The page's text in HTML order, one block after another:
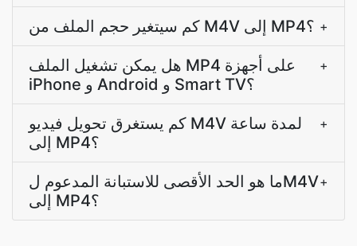
كم سيتغير حجم الملف من M4V إلى MP4؟ +
هل يمكن تشغيل الملف MP4 على أجهزة
iPhone و Android و Smart TV؟
+
كم يستغرق تحويل فيديو M4V لمدة ساعة
إلى MP4؟
+
ما هو الحد الأقصى للاستبانة المدعوم لM4V
إلى MP4؟
+